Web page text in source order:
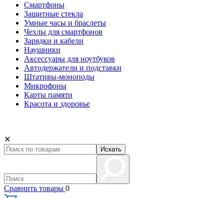
Смартфоны
Защитные стекла
Умные часы и браслеты
Чехлы для смартфонов
Зарядки и кабели
Наушники
Аксессуары для ноутбуков
Автодержатели и подставки
Штативы-моноподы
Микрофоны
Карты памяти
Красота и здоровье
✕
Искать
Сравнить товары 0